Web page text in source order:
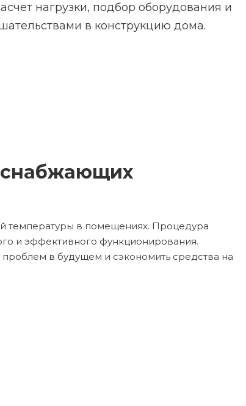
нагрузки, подбор оборудования и
в конструкцию дома.
температуры в помещениях. Процедура
и эффективного функционирования.
в будущем и сэкономить средства на